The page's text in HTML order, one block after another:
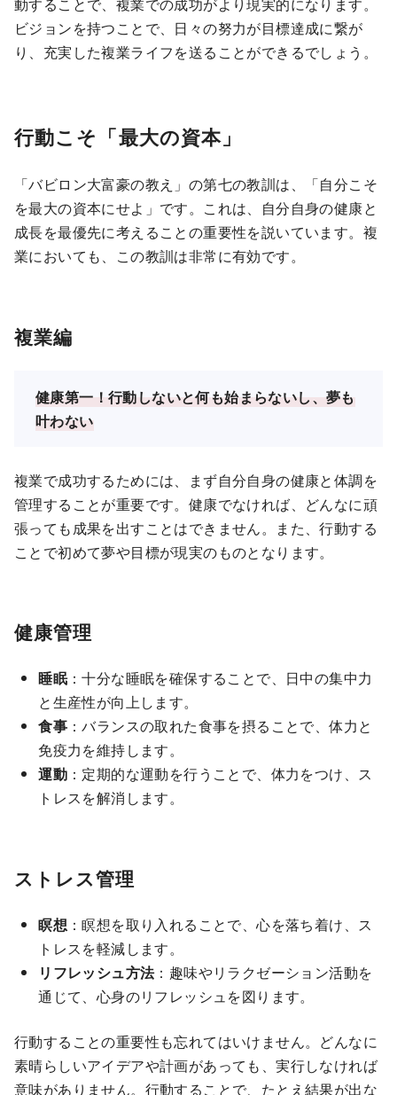
動することで、複業での成功がより現実的になります。
ビジョンを持つことで、日々の努力が目標達成に繋が
り、充実した複業ライフを送ることができるでしょう。
行動こそ「最大の資本」
「バビロン大富豪の教え」の第七の教訓は、「自分こそ
を最大の資本にせよ」です。これは、自分自身の健康と
成長を最優先に考えることの重要性を説いています。複
業においても、この教訓は非常に有効です。
複業編
健康第一！行動しないと何も始まらないし、夢も
叶わない
複業で成功するためには、まず自分自身の健康と体調を
管理することが重要です。健康でなければ、どんなに頑
張っても成果を出すことはできません。また、行動する
ことで初めて夢や目標が現実のものとなります。
健康管理
睡眠：十分な睡眠を確保することで、日中の集中力
と生産性が向上します。
食事 ：バランスの取れた食事を摂ることで、体力と
免疫力を維持します。
運動 ：定期的な運動を行うことで、体力をつけ、ス
トレスを解消します。
ストレス管理
瞑想 ：瞑想を取り入れることで、心を落ち着け、ス
トレスを軽減します。
リフレッシュ方法：趣味やリラクゼーション活動を
通じて、心身のリフレッシュを図ります。
行動することの重要性も忘れてはいけません。どんなに
素晴らしいアイデアや計画があっても、実行しなければ
意味がありません。行動することで、たとえ結果が出な